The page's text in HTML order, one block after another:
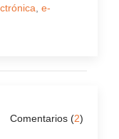
e-
Comentarios (2)